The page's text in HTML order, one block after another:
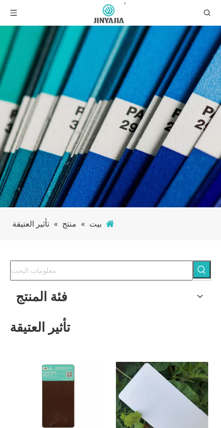
بيت » منتج » تأثير العتيقة
فئة المنتج
تأثير العتيقة